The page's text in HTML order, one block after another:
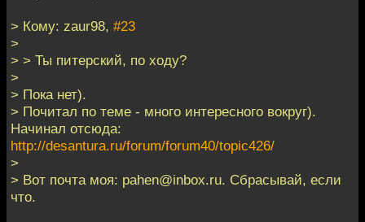
> Кому: zaur98, #23
>
> > Ты питерский, по ходу?
>
> Пока нет).
> Почитал по теме - много интересного вокруг).
Начинал отсюда:
http://desantura.ru/forum/forum40/topic426/
>
> Вот почта моя: pahen@inbox.ru. Сбрасывай, если
что.